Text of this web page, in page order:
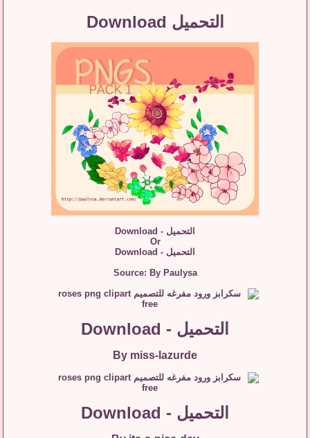
التحميل Download
التحميل - Download
Or
التحميل - Download
Source: By Paulysa
التحميل - Download
By miss-lazurde
التحميل - Download